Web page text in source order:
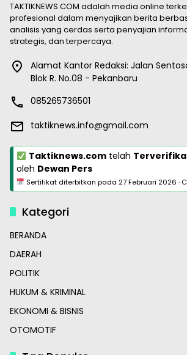
TAKTIKNEWS.COM adalah media online
profesional dalam menyajikan berita
analisis yang cerdas serta penyajian
strategis, dan terpercaya.
Alamat Kantor Redaksi: Jalan
Blok R. No.08 - Pekanbaru
085265736501
taktiknews.info@gmail.com
Taktiknews.comtelah
oleh Dewan Pers
Sertifikat diterbitkan pada 27 Februari 2026 ·
Kategori
BERANDA
DAERAH
POLITIK
HUKUM & KRIMINAL
EKONOMI & BISNIS
OTOMOTIF